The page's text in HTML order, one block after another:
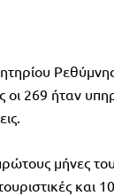
269 ήταν
μήνες
και 10